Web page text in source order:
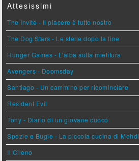
Attesissimi
The Invite - Il piacere è tutto nostro
The Dog Stars - Le stelle dopo la fine
Hunger Games - L'alba sulla mietitura
Avengers - Doomsday
Santiago - Un cammino per ricominciare
Resident Evil
Tony - Diario di un giovane cuoco
Spezie e Bugie - La piccola cucina di Mehdi
Il Cileno